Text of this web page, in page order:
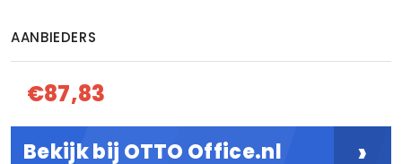
AANBIEDERS
€87,83
Bekijk bij OTTO Office.nl ›